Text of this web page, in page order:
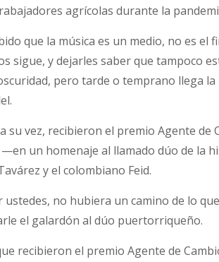
agrícolas durante la
que la música es un medio, no es el
sigue, y dejarles saber que tampoco
pero tarde o temprano llega
su vez, recibieron el premio Agente de
un homenaje al llamado dúo de la
y el colombiano Feid.
ustedes, no hubiera un camino de lo
el galardón al dúo puertorriqueño.
recibieron el premio Agente de